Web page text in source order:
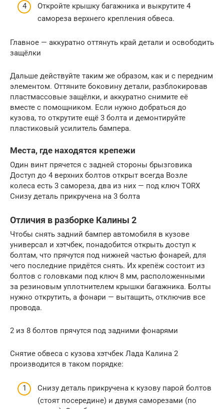
Откройте крышку багажника и выкрутите 4
самореза верхнего крепления обвеса.
Главное — аккуратно оттянуть край детали и освободить
защёлки
Дальше действуйте таким же образом, как и с передним
элементом. Оттяните боковину детали, разблокировав
пластмассовые защёлки, и аккуратно снимите её
вместе с помощником. Если нужно добраться до
кузова, то открутите ещё 3 болта и демонтируйте
пластиковый усилитель бампера.
Места, где находятся крепежи
Один винт прячется с задней стороны брызговика
Доступ до 4 верхних болтов открыт всегда Возле
колеса есть 3 самореза, два из них — под ключ TORX
Снизу деталь прикручена на 3 болта
Отличия в разборке Калины 2
Чтобы снять задний бампер автомобиля в кузове
универсал и хэтчбек, понадобится открыть доступ к
болтам, что прячутся под нижней частью фонарей, для
чего последние придётся снять. Их крепёж состоит из
болтов с головками под ключ 8 мм, расположенными
за резиновым уплотнителем крышки багажника. Болты
нужно открутить, а фонари — вытащить, отключив все
провода.
2 из 8 болтов прячутся под задними фонарями
Снятие обвеса с кузова хэтчбек Лада Калина 2
производится в таком порядке:
Снизу деталь прикручена к кузову парой болтов
(стоят посередине) и двумя саморезами (по